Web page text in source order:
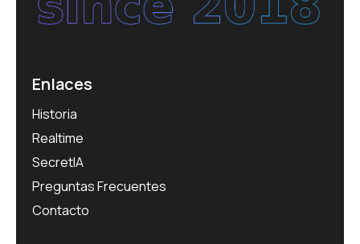
Enlaces
Historia
Realtime
SecretIA
Preguntas Frecuentes
Contacto